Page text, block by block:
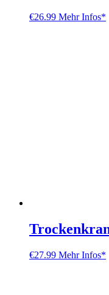
€26.99 Mehr Infos*
€27.99 Mehr Infos*